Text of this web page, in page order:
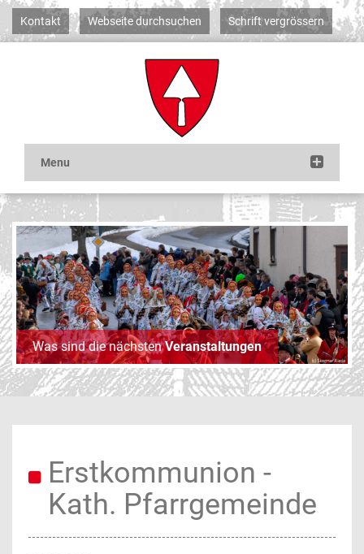
Kontakt Webseite durchsuchen Schrift vergrössern
Was sind die nächstenVeranstaltungen
Erstkommunion -
Kath. Pfarrgemeinde